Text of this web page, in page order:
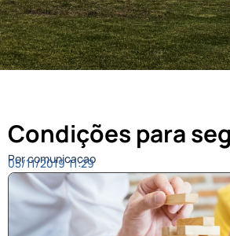
Condições para
Por comunicacao
05/11/2019 11:29